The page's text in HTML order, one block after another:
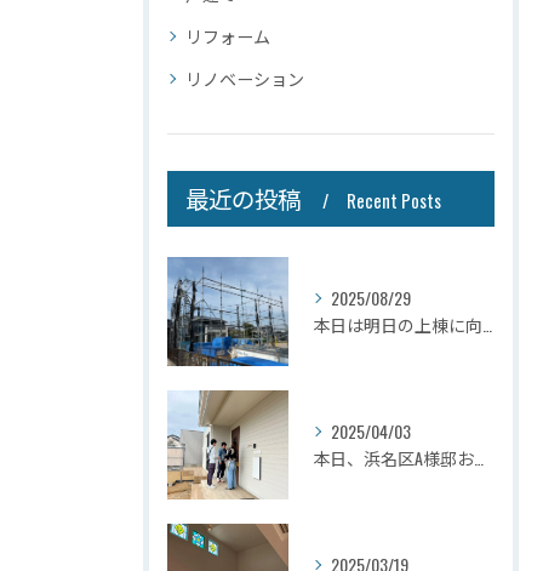
リフォーム
リノベーション
最近の投稿 Recent Posts
2025/08/29
2025/04/03
2025/03/19